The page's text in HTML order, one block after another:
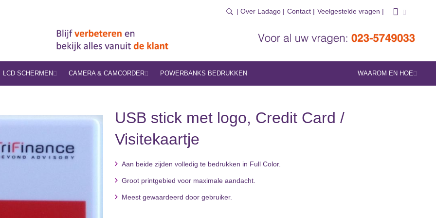
| Over Ladago | Contact | Veelgestelde vragen |
LCD SCHERMEN CAMERA & CAMCORDER POWERBANKS BEDRUKKEN WAAROM EN HOE
USB stick met logo, Credit Card /
Visitekaartje
Aan beide zijden volledig te bedrukken in Full Color.
Groot printgebied voor maximale aandacht.
Meest gewaardeerd door gebruiker.